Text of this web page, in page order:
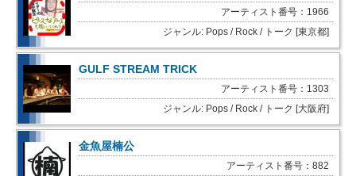
アーティスト番号：1966
ジャンル: Pops / Rock / トーク [東京都]
GULF STREAM TRICK
アーティスト番号：1303
ジャンル: Pops / Rock / トーク [大阪府]
金魚屋楠公
アーティスト番号：882